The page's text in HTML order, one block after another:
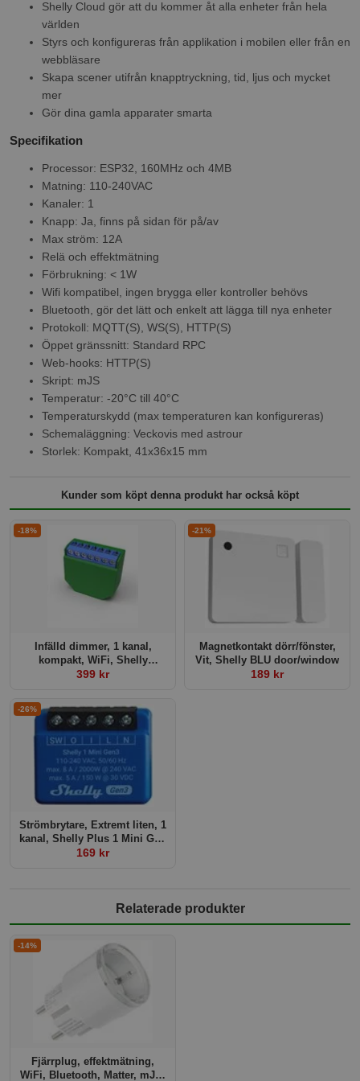
Shelly Cloud gör att du kommer åt alla enheter från hela
världen
Styrs och konfigureras från applikation i mobilen eller från en
webbläsare
Skapa scener utifrån knapptryckning, tid, ljus och mycket
mer
Gör dina gamla apparater smarta
Specifikation
Processor: ESP32, 160MHz och 4MB
Matning: 110-240VAC
Kanaler: 1
Knapp: Ja, finns på sidan för på/av
Max ström: 12A
Relä och effektmätning
Förbrukning: < 1W
Wifi kompatibel, ingen brygga eller kontroller behövs
Bluetooth, gör det lätt och enkelt att lägga till nya enheter
Protokoll: MQTT(S), WS(S), HTTP(S)
Öppet gränssnitt: Standard RPC
Web-hooks: HTTP(S)
Skript: mJS
Temperatur: -20°C till 40°C
Temperaturskydd (max temperaturen kan konfigureras)
Schemaläggning: Veckovis med astrour
Storlek: Kompakt, 41x36x15 mm
Kunder som köpt denna produkt har också köpt
-18%
Infälld dimmer, 1 kanal,
kompakt, WiFi, Shelly
Dimmer 2
399 kr
-21%
Magnetkontakt dörr/fönster,
Vit, Shelly BLU door/window
189 kr
-26%
Strömbrytare, Extremt liten, 1
kanal, Shelly Plus 1 Mini Gen
3
169 kr
Relaterade produkter
-14%
Fjärrplug, effektmätning,
WiFi, Bluetooth, Matter, mJS,